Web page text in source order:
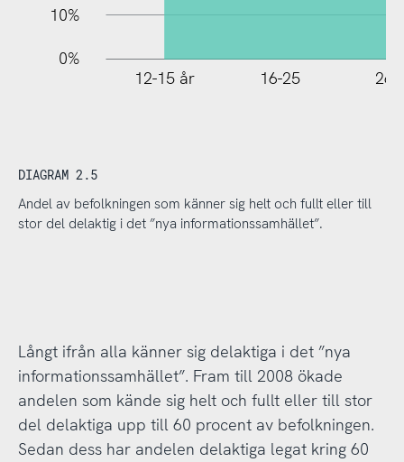
10%
0%
12-15 år 16-25 26-
DIAGRAM 2.5
Andel av befolkningen som känner sig helt och fullt eller till
stor del delaktig i det ”nya informationssamhället”.
Långt ifrån alla känner sig delaktiga i det ”nya
informationssamhället”. Fram till 2008 ökade
andelen som kände sig helt och fullt eller till stor
del delaktiga upp till 60 procent av befolkningen.
Sedan dess har andelen delaktiga legat kring 60